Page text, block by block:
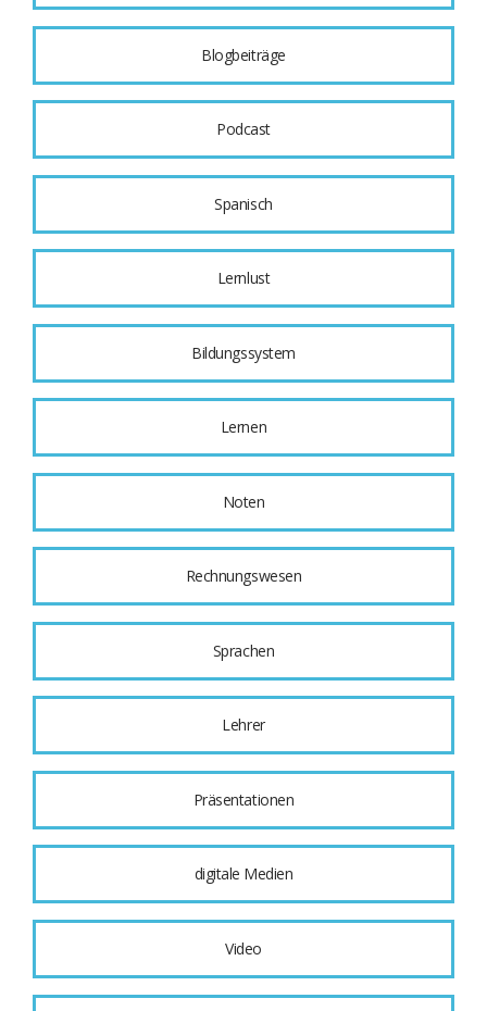
Blogbeiträge
Podcast
Spanisch
Lernlust
Bildungssystem
Lernen
Noten
Rechnungswesen
Sprachen
Lehrer
Präsentationen
digitale Medien
Video